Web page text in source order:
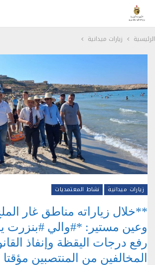
الرئيسية زيارات ميدانية
زيارات ميدانية نشاط المعتمديات
**خلال زياراته مناطق غار
وعين مستير: *#والي #بنزرت
رفع درجات اليقظة وإنفاذ
المخالفين من المنتصبين